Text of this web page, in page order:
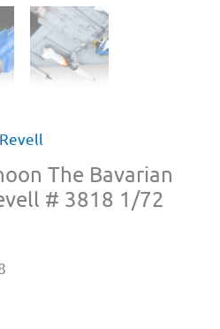
Revell
The Bavarian
# 3818 1/72